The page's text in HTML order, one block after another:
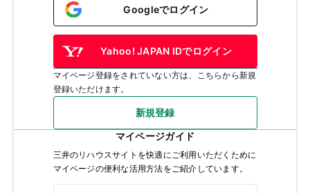
Googleでログイン
Yahoo! JAPAN IDでログイン
マイページ登録をされていない方は、こちらから新規
登録いただけます。
新規登録
マイページガイド
三井のリハウスサイトを快適にご利用いただくために
マイページの便利な活用方法をご紹介しています。